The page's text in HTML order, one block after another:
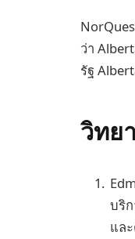
ว่า
รัฐ
วิทย
บริ
แล